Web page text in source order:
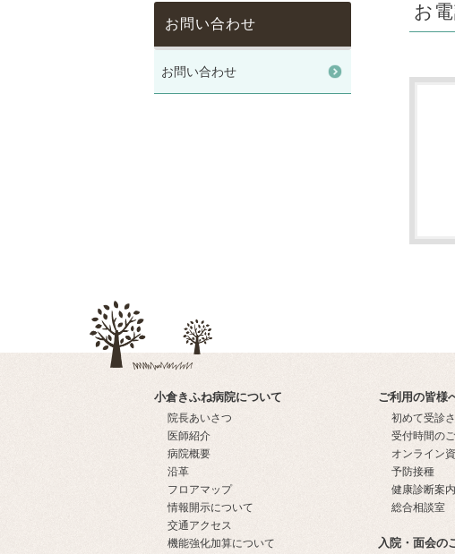
お
お問い合わせ
お問い合わせ
小倉きふね病院について
院長あいさつ
医師紹介
病院概要
沿革
フロアマップ
情報開示について
交通アクセス
機能強化加算について
ご利用の皆様
初めて受診
受付時間の
オンライン
予防接種
健康診断案内
総合相談室
入院・面会の